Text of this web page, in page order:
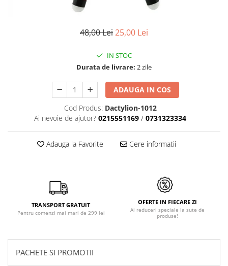
48,00 Lei25,00 Lei
IN STOC
Durata de livrare: 2 zile
ADAUGA IN COS
Cod Produs: Dactylion-1012
Ai nevoie de ajutor? 0215551169 / 0731323334
Adauga la Favorite Cere informatii
TRANSPORT GRATUIT
Pentru comenzi mai mari de 299 lei
OFERTE IN FIECARE ZI
Ai reduceri speciale la sute de
produse!
PACHETE SI PROMOTII